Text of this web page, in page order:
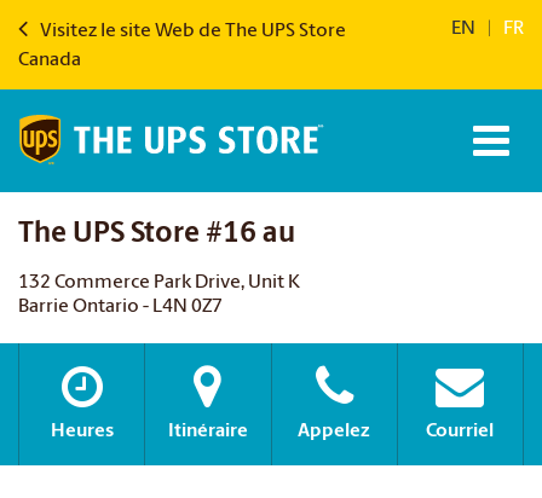
Visitez le site Web de The UPS Store
Canada
EN FR
The UPS Store #16 au
132 Commerce Park Drive, Unit K
Barrie Ontario - L4N 0Z7
Heures Itinéraire Appelez Courriel